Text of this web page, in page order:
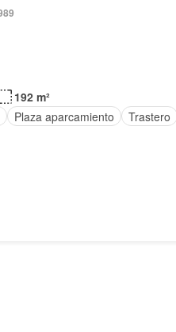
192 m²
Plaza aparcamiento Trastero